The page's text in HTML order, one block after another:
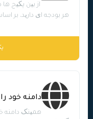
از بین پکیج
هر بودجه ای دارید، بر
دامنه خود
همینک دامنه